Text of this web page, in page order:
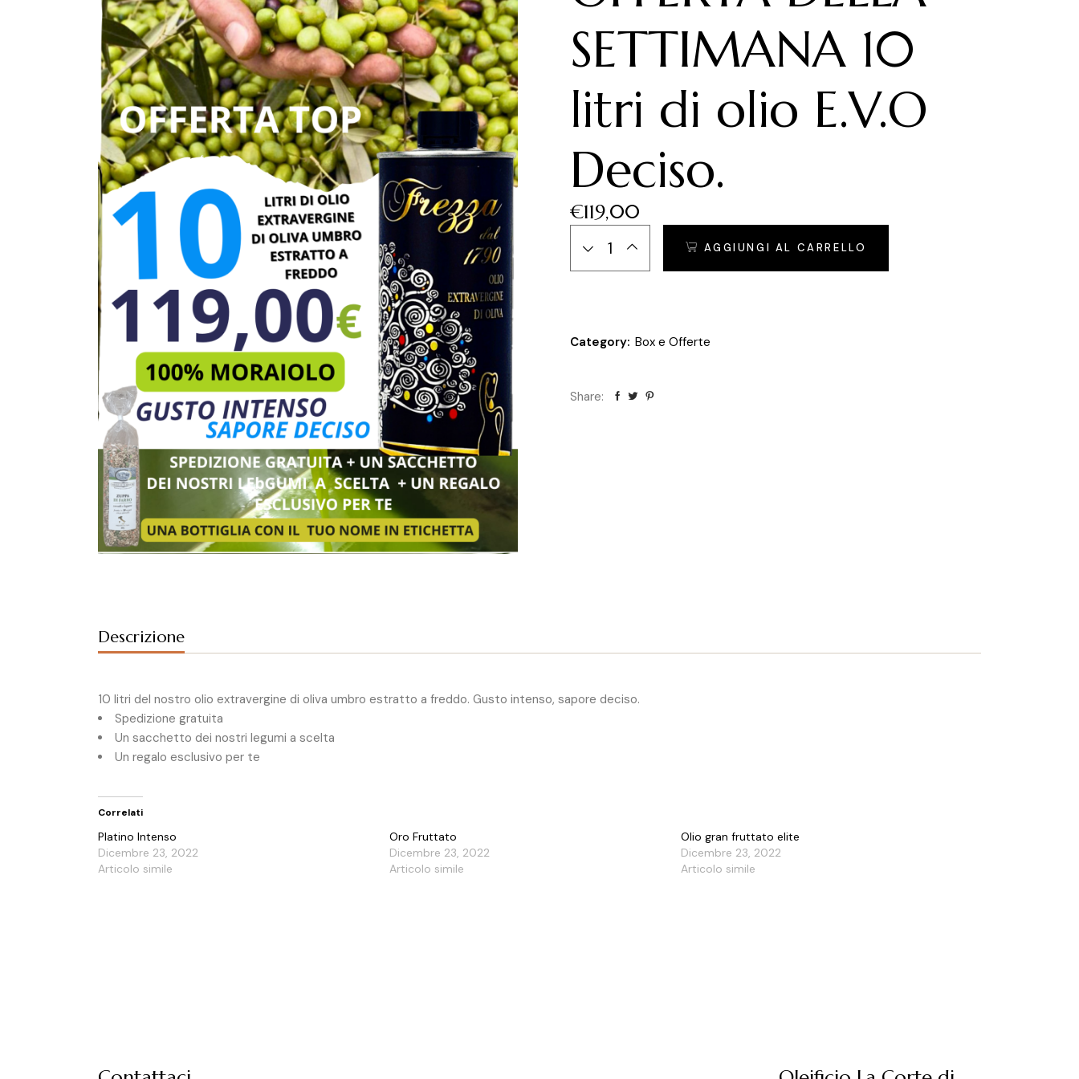
SETTIMANA 10
litri di olio E.V.O
Deciso.
€119,00
OFFERTA DELLA SETTIMANA 10 litri di olio E.V.O Deciso. quantity
AGGIUNGI AL CARRELLO
Category: Box e Offerte
Share:
Descrizione
10 litri del nostro olio extravergine di oliva umbro estratto a freddo. Gusto intenso, sapore deciso.
Spedizione gratuita
Un sacchetto dei nostri legumi a scelta
Un regalo esclusivo per te
Correlati
Platino Intenso
Dicembre 23, 2022
Articolo simile
Oro Fruttato
Dicembre 23, 2022
Articolo simile
Olio gran fruttato elite
Dicembre 23, 2022
Articolo simile